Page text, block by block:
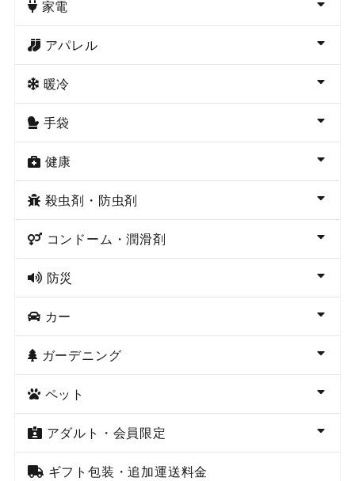
家電
アパレル
暖冷
手袋
健康
殺虫剤・防虫剤
コンドーム・潤滑剤
防災
カー
ガーデニング
ペット
アダルト・会員限定
ギフト包装・追加運送料金